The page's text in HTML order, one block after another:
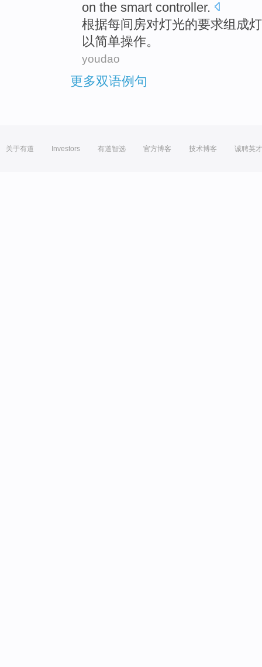
on the smart controller.
根据每间 房对灯光的要求组成
以简单操作。
youdao
更多双语例句
关于有道 Investors 有道智选 官方博客 技术博客 诚聘英才